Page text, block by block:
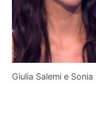
Giulia Salemi e